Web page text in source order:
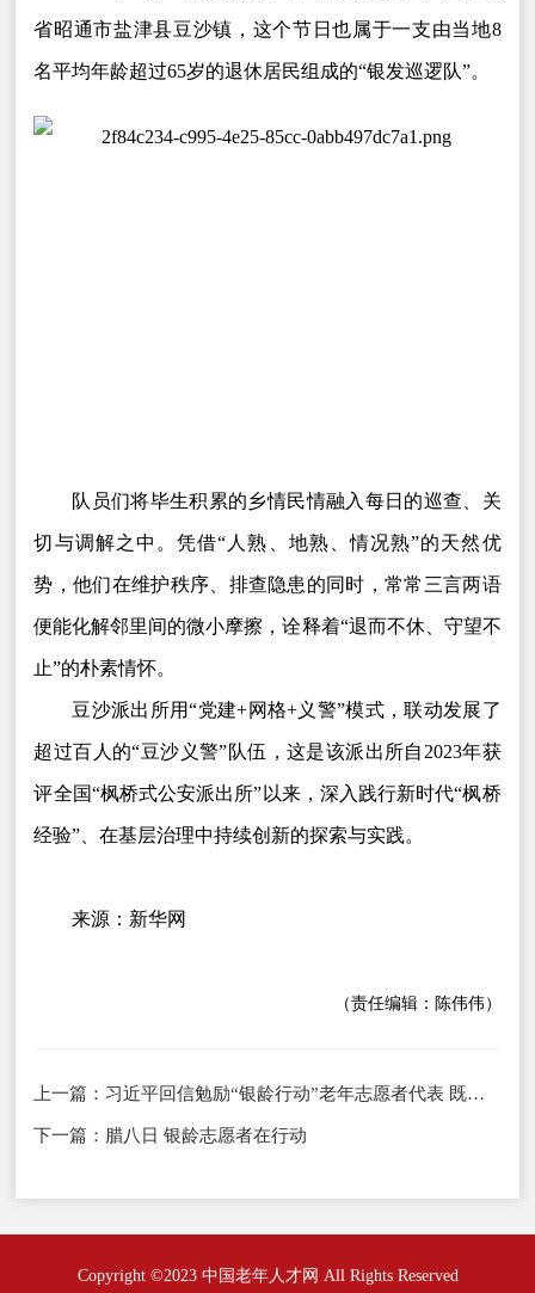
省昭通市盐津县豆沙镇，这个节日也属于一支由当地8
名平均年龄超过65岁的退休居民组成的“银发巡逻队”。
队员们将毕生积累的乡情民情融入每日的巡查、关
切与调解之中。凭借“人熟、地熟、情况熟”的天然优
势，他们在维护秩序、排查隐患的同时，常常三言两语
便能化解邻里间的微小摩擦，诠释着“退而不休、守望不
止”的朴素情怀。
豆沙派出所用“党建+网格+义警”模式，联动发展了
超过百人的“豆沙义警”队伍，这是该派出所自2023年获
评全国“枫桥式公安派出所”以来，深入践行新时代“枫桥
经验”、在基层治理中持续创新的探索与实践。
来源：新华网
（责任编辑：陈伟伟）
上一篇： 习近平回信勉励“银龄行动”老年志愿者代表 既要老有所养老有所乐又要老有所为 为推进中国式现代化贡献“银发力量”
下一篇： 腊八日 银龄志愿者在行动
Copyright ©2023 中国老年人才网 All Rights Reserved